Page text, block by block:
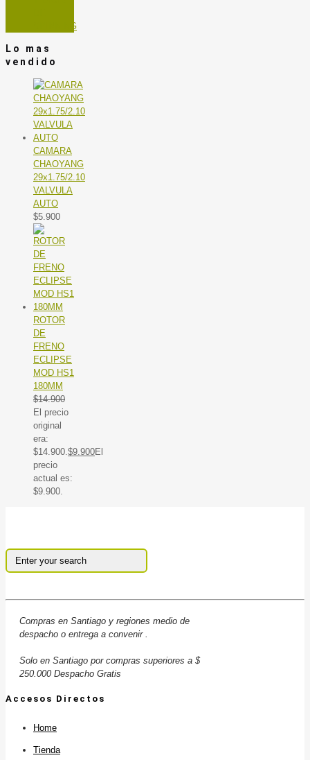
SPINNING
Lo mas
vendido
CAMARA
CHAOYANG
29x1.75/2.10
VALVULA
AUTO
$5.900
ROTOR
DE
FRENO
ECLIPSE
MOD HS1
180MM
$14.900
El precio
original
era:
$14.900. $9.900El
precio
actual es:
$9.900.
Compras en Santiago y regiones medio de
despacho o entrega a convenir .
Solo en Santiago por compras superiores a $
250.000 Despacho Gratis
Accesos Directos
Home
Tienda